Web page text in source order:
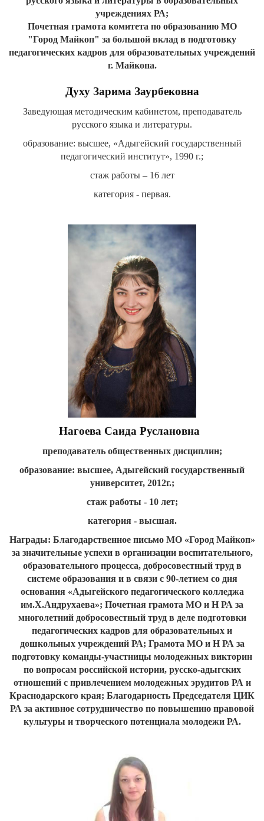
учреждениях РА;
Почетная грамота комитета по образованию МО
"Город Майкоп" за большой вклад в подготовку
педагогических кадров для образовательных учреждений
г. Майкопа.
Духу Зарима Заурбековна
Заведующая методическим кабинетом, преподаватель
русского языка и литературы.
образование: высшее, «Адыгейский государственный
педагогический институт», 1990 г.;
стаж работы – 16 лет
категория - первая.
Нагоева Саида Руслановна
преподаватель общественных дисциплин;
образование: высшее, Адыгейский государственный
университет, 2012г.;
стаж работы - 10 лет;
категория - высшая.
Награды: Благодарственное письмо МО «Город Майкоп»
за значительные успехи в организации воспитательного,
образовательного процесса, добросовестный труд в
системе образования и в связи с 90-летием со дня
основания «Адыгейского педагогического колледжа
им.Х.Андрухаева»; Почетная грамота МО и Н РА за
многолетний добросовестный труд в деле подготовки
педагогических кадров для образовательных и
дошкольных учреждений РА; Грамота МО и Н РА за
подготовку команды-участницы молодежных викторин
по вопросам российской истории, русско-адыгских
отношений с привлечением молодежных эрудитов РА и
Краснодарского края; Благодарность Председателя ЦИК
РА за активное сотрудничество по повышению правовой
культуры и творческого потенциала молодежи РА.